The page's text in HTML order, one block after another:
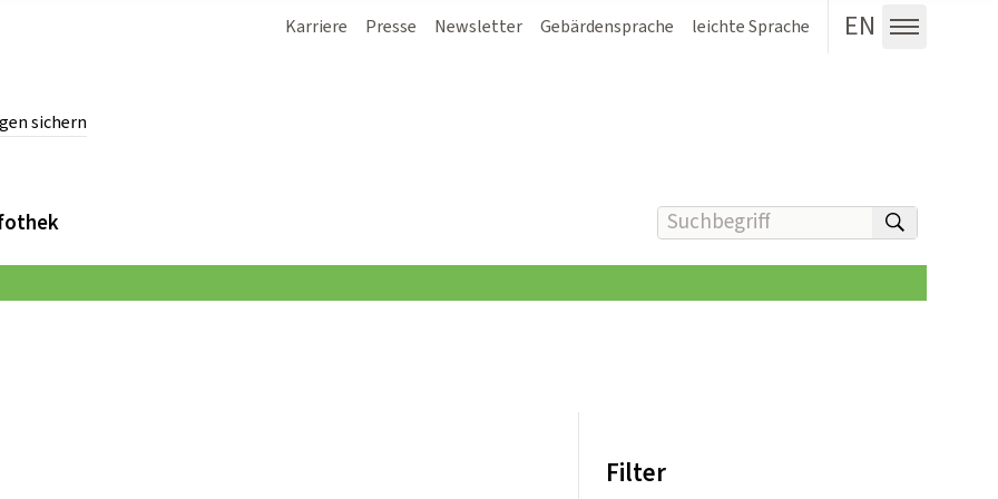
sichern
Karriere Presse Newsletter Gebärdensprache leichte Sprache EN
Menü
Suchbegriff(e) eingeben
Filter